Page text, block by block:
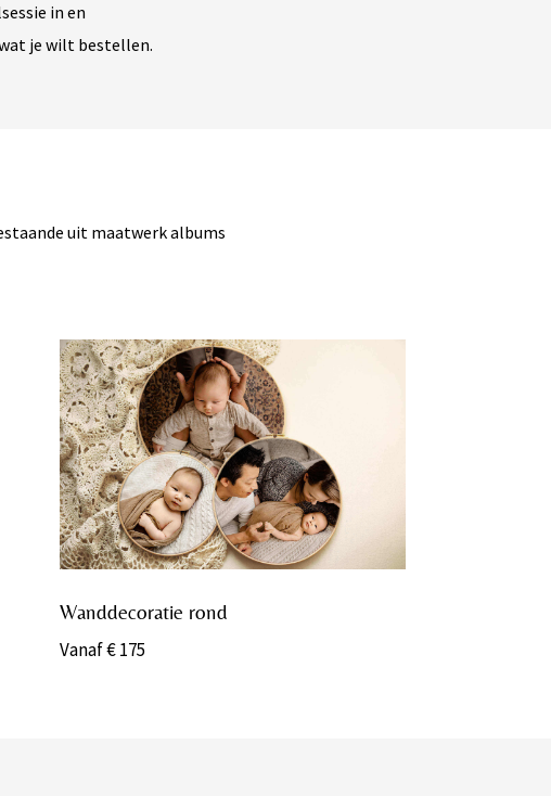
in en
je wilt bestellen.
uit maatwerk albums
Wanddecoratie rond
Vanaf € 175